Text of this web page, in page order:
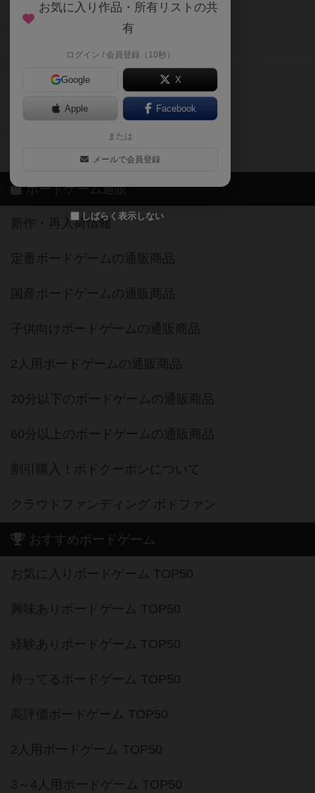
お気に入り作品・所有リストの共
有
ログイン / 会員登録（10秒）
Google X
Apple Facebook
または
メールで会員登録
しばらく表示しない
メカニクス特集
掲示板・トピックス
ボドとも・会員一覧
ボードゲーム業界コラム
ボドゲーマご利用案内
ボードゲーム通販
新作・再入荷情報
定番ボードゲームの通販商品
国産ボードゲームの通販商品
子供向けボードゲームの通販商品
2人用ボードゲームの通販商品
20分以下のボードゲームの通販商品
60分以上のボードゲームの通販商品
割引購入！ボドクーポンについて
クラウドファンディング ボドファン
おすすめボードゲーム
お気に入りボードゲーム TOP50
興味ありボードゲーム TOP50
経験ありボードゲーム TOP50
持ってるボードゲーム TOP50
高評価ボードゲーム TOP50
2人用ボードゲーム TOP50
3～4人用ボードゲーム TOP50